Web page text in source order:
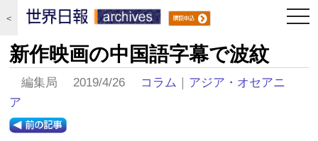
＜
新作映画の中国語字幕で波紋
編集局 2019/4/26 コラム ｜ アジア・オセアニ
ア